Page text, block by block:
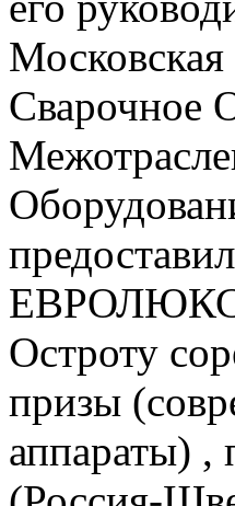
Сварочное
Остроту
призы
аппараты)